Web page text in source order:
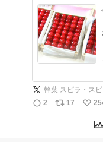
幹葉 スピラ・スピ
2
17